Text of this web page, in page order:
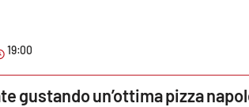
19:00
gustando un’ottima pizza